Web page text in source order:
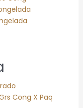
Cong X Paq